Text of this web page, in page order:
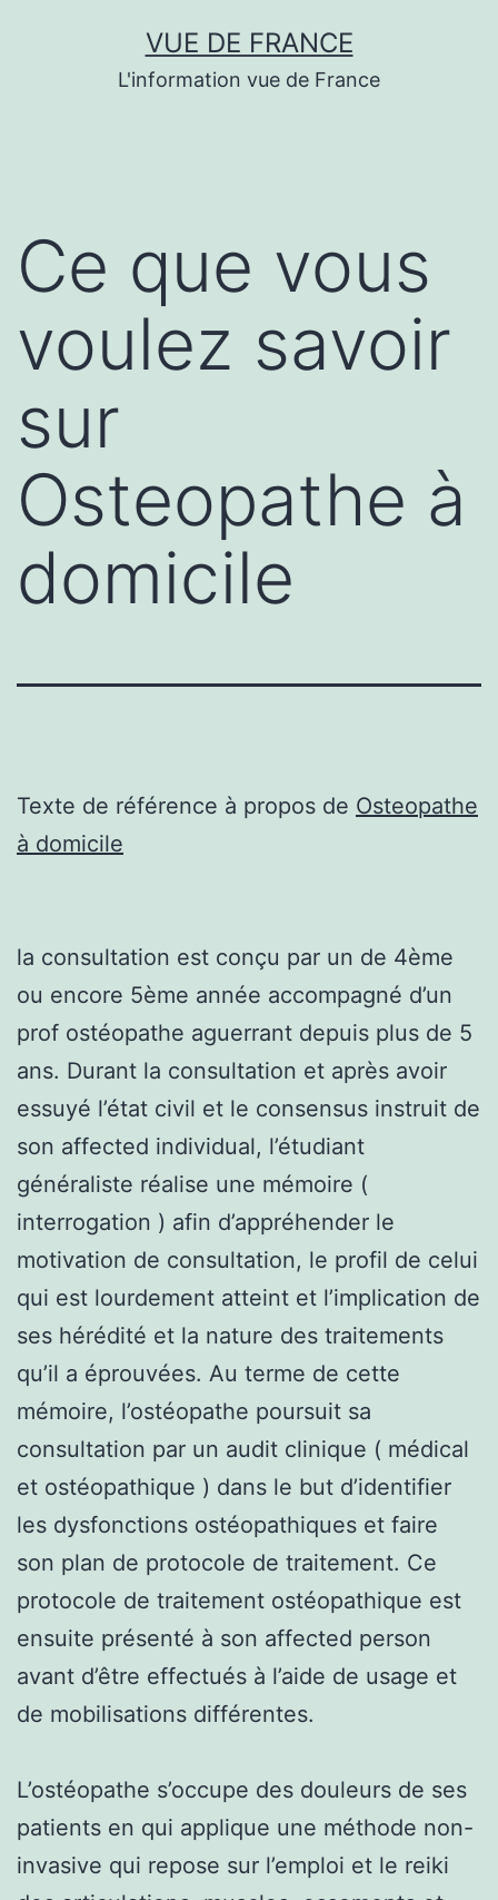
VUE DE FRANCE
L'information vue de France
Ce que vous
voulez savoir
sur
Osteopathe à
domicile
Texte de référence à propos de Osteopathe
à domicile
la consultation est conçu par un de 4ème
ou encore 5ème année accompagné d’un
prof ostéopathe aguerrant depuis plus de 5
ans. Durant la consultation et après avoir
essuyé l’état civil et le consensus instruit de
son affected individual, l’étudiant
généraliste réalise une mémoire (
interrogation ) afin d’appréhender le
motivation de consultation, le profil de celui
qui est lourdement atteint et l’implication de
ses hérédité et la nature des traitements
qu’il a éprouvées. Au terme de cette
mémoire, l’ostéopathe poursuit sa
consultation par un audit clinique ( médical
et ostéopathique ) dans le but d’identifier
les dysfonctions ostéopathiques et faire
son plan de protocole de traitement. Ce
protocole de traitement ostéopathique est
ensuite présenté à son affected person
avant d’être effectués à l’aide de usage et
de mobilisations différentes.
L’ostéopathe s’occupe des douleurs de ses
patients en qui applique une méthode non-
invasive qui repose sur l’emploi et le reiki